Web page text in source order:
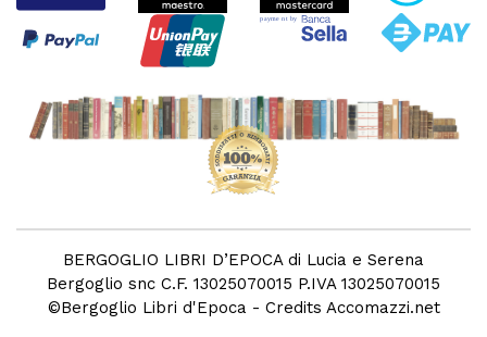
BERGOGLIO LIBRI D’EPOCA di Lucia e Serena
Bergoglio snc C.F. 13025070015 P.IVA 13025070015
©Bergoglio Libri d'Epoca - Credits Accomazzi.net